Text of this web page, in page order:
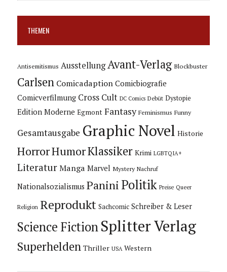
THEMEN
Antisemitismus Ausstellung Avant-Verlag Blockbuster
Carlsen Comicadaption Comicbiografie
Comicverfilmung Cross Cult DC Comics Debüt Dystopie
Edition Moderne Egmont Fantasy Feminismus Funny
Gesamtausgabe Graphic Novel Historie
HorrorHumorKlassiker Krimi LGBTQIA+
Literatur Manga Marvel Mystery Nachruf
Nationalsozialismus Panini Politik Preise Queer
Religion Reprodukt Sachcomic Schreiber & Leser
Science Fiction Splitter Verlag
Superhelden Thriller USA Western